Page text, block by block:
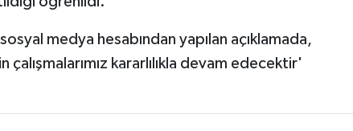
medya hesabından yapılan açıklamada,
çalışmalarımız kararlılıkla devam edecektir'